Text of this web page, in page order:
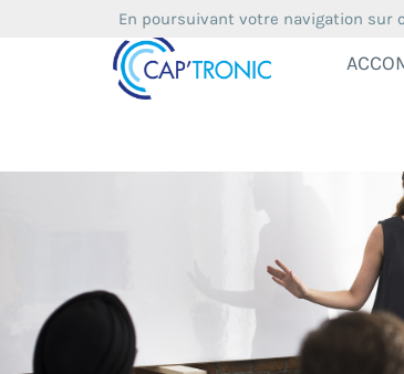
En poursuivant votre navigation sur